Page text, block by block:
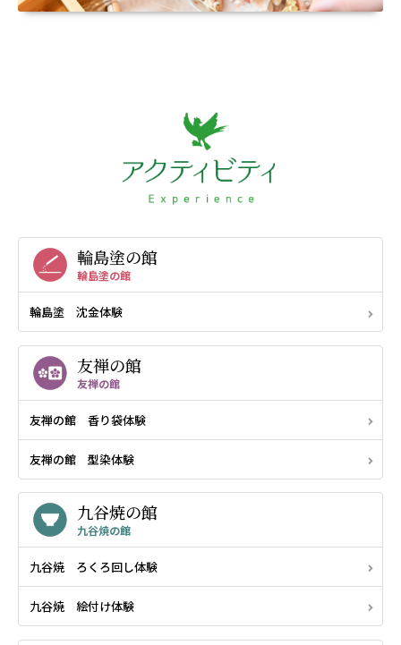
輪島塗の館
輪島塗の館
輪島塗 沈金体験
友禅の館
友禅の館
友禅の館 香り袋体験
友禅の館 型染体験
九谷焼の館
九谷焼の館
九谷焼 ろくろ回し体験
九谷焼 絵付け体験